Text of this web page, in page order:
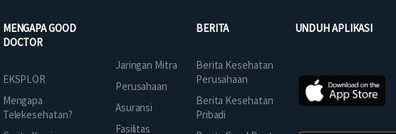
MENGAPA GOOD
DOCTOR
EKSPLOR
Mengapa
Telekesehatan?
Jaringan Mitra
Perusahaan
Asuransi
Fasilitas
BERITA
Berita Kesehatan
Perusahaan
Berita Kesehatan
Pribadi
UNDUH APLIKASI